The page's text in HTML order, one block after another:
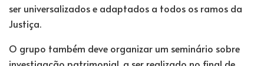
ser universalizados e adaptados a todos os ramos da
Justiça.
O grupo também deve organizar um seminário sobre